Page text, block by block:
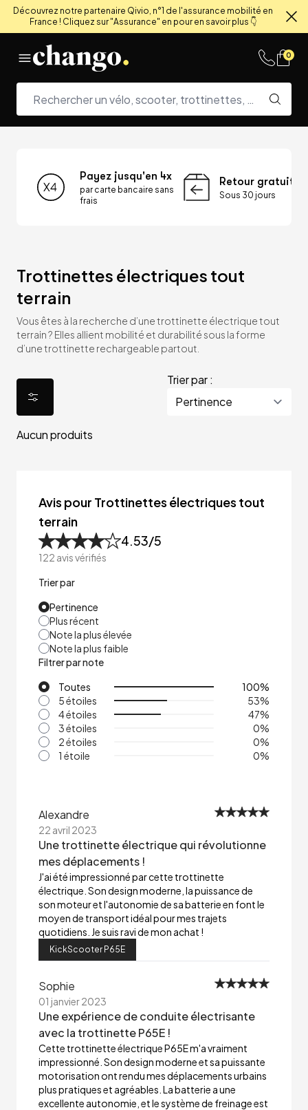
Découvrez notre partenaire Qivio, n°1 de l'assurance mobilité en
France ! Cliquez sur "Assurance" en pour en savoir plus 👇
0
Payez jusqu'en 4x
par carte bancaire sans
frais
Retour gratuit
Sous 30 jours
Trottinettes électriques tout
terrain
Vous êtes à la recherche d’une trottinette électrique tout
terrain ? Elles allient mobilité et durabilité sous la forme
d’une trottinette rechargeable partout.
Trier par :
Aucun produits
Avis pour Trottinettes électriques tout
terrain
4.53/5
122 avis vérifiés
Trier par
Pertinence
Plus récent
Note la plus élevée
Note la plus faible
Filtrer par note
Toutes
100%
5 étoiles
53%
4 étoiles
47%
3 étoiles
0%
2 étoiles
0%
1 étoile
0%
Alexandre
22 avril 2023
Une trottinette électrique qui révolutionne
mes déplacements !
J'ai été impressionné par cette trottinette
électrique. Son design moderne, la puissance de
son moteur et l'autonomie de sa batterie en font le
moyen de transport idéal pour mes trajets
quotidiens. Je suis ravi de mon achat !
KickScooter P65E
Sophie
01 janvier 2023
Une expérience de conduite électrisante
avec la trottinette P65E !
Cette trottinette électrique P65E m'a vraiment
impressionné. Son design moderne et sa puissante
motorisation ont rendu mes déplacements urbains
plus pratiques et agréables. La batterie a une
excellente autonomie, et le système de freinage est